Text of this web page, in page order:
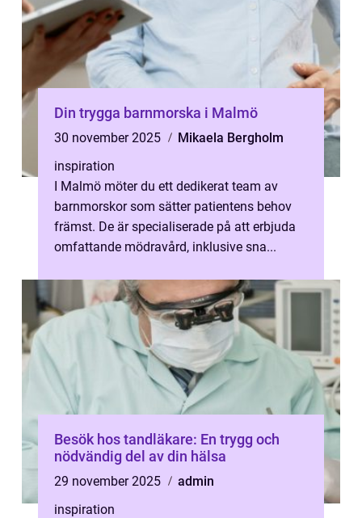
Din trygga barnmorska i Malmö
30 november 2025
Mikaela Bergholm
inspiration
I Malmö möter du ett dedikerat team av
barnmorskor som sätter patientens behov
främst. De är specialiserade på att erbjuda
omfattande mödravård, inklusive sna...
Besök hos tandläkare: En trygg och
nödvändig del av din hälsa
29 november 2025
admin
inspiration